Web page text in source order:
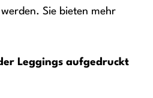
Sie bieten mehr
Leggings aufgedruckt